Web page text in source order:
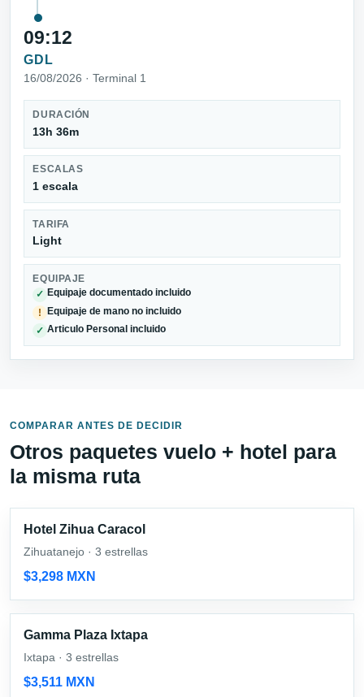
09:12
GDL
16/08/2026 · Terminal 1
DURACIÓN
13h 36m
ESCALAS
1 escala
TARIFA
Light
EQUIPAJE
✓ Equipaje documentado incluido
! Equipaje de mano no incluido
✓ Articulo Personal incluido
COMPARAR ANTES DE DECIDIR
Otros paquetes vuelo + hotel para
la misma ruta
Hotel Zihua Caracol
Zihuatanejo · 3 estrellas
$3,298 MXN
Gamma Plaza Ixtapa
Ixtapa · 3 estrellas
$3,511 MXN